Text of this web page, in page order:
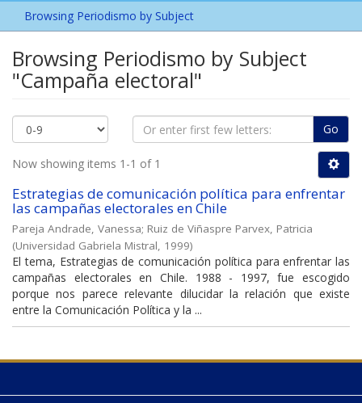
Browsing Periodismo by Subject
Browsing Periodismo by Subject
"Campaña electoral"
Go
Now showing items 1-1 of 1
Estrategias de comunicación política para enfrentar
las campañas electorales en Chile
Pareja Andrade, Vanessa; Ruiz de Viñaspre Parvex, Patricia
(Universidad Gabriela Mistral, 1999)
El tema, Estrategias de comunicación política para enfrentar las
campañas electorales en Chile. 1988 - 1997, fue escogido
porque nos parece relevante dilucidar la relación que existe
entre la Comunicación Política y la ...